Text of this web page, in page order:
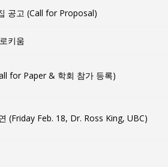
공고 (Call for Proposal)
키움
for Paper & 학회 참가 등록)
(Friday Feb. 18, Dr. Ross King, UBC)